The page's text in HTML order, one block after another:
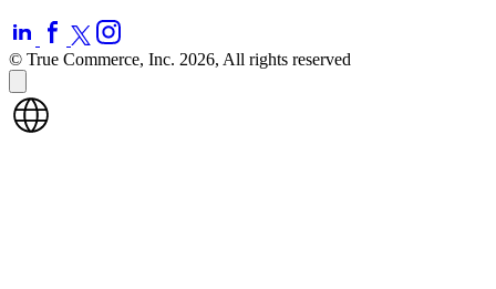
© True Commerce, Inc. 2026, All rights reserved